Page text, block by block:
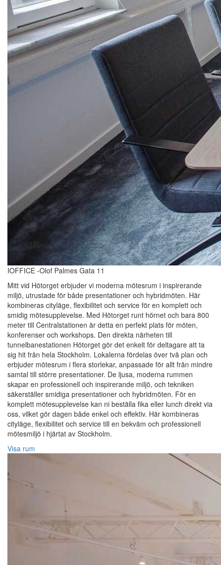
IOFFICE -Olof Palmes Gata 11
Mitt vid Hötorget erbjuder vi moderna mötesrum i inspirerande
miljö, utrustade för både presentationer och hybridmöten. Här
kombineras cityläge, flexibilitet och service för en komplett och
smidig mötesupplevelse. Med Hötorget runt hörnet och bara 800
meter till Centralstationen är detta en perfekt plats för möten,
konferenser och workshops. Den direkta närheten till
tunnelbanestationen Hötorget gör det enkelt för deltagare att ta
sig hit från hela Stockholm. Lokalerna fördelas över två plan och
erbjuder mötesrum i flera storlekar, anpassade för allt från mindre
samtal till större presentationer. De ljusa, moderna rummen
skapar en professionell och inspirerande miljö, och tekniken
säkerställer smidiga presentationer och hybridmöten. För en
komplett mötesupplevelse kan ni beställa fika eller lunch direkt via
oss, vilket gör dagen både enkel och effektiv. Här kombineras
cityläge, flexibilitet och service till en bekväm och professionell
mötesmiljö i hjärtat av Stockholm.
Visa rum